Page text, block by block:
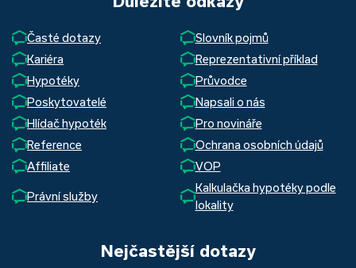
Časté dotazy
Slovník pojmů
Kariéra
Reprezentativní příklad
Hypotéky
Průvodce
Poskytovatelé
Napsali o nás
Hlídač hypoték
Pro novináře
Reference
Ochrana osobních údajů
Affiliate
VOP
Právní služby
Kalkulačka hypotéky podle
lokality
Nejčastější dotazy